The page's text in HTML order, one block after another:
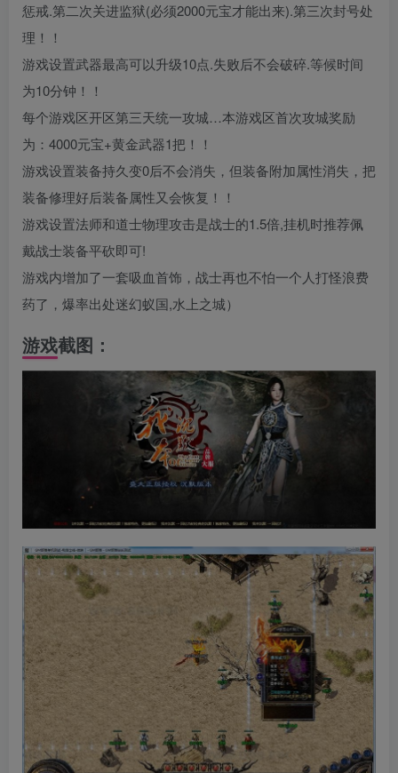
惩戒.第二次关进监狱(必须2000元宝才能出来).第三次封号处
理！！
游戏设置武器最高可以升级10点.失败后不会破碎.等候时间
为10分钟！！
每个游戏区开区第三天统一攻城…本游戏区首次攻城奖励
为：4000元宝+黄金武器1把！！
游戏设置装备持久变0后不会消失，但装备附加属性消失，把
装备修理好后装备属性又会恢复！！
游戏设置法师和道士物理攻击是战士的1.5倍,挂机时推荐佩
戴战士装备平砍即可!
游戏内增加了一套吸血首饰，战士再也不怕一个人打怪浪费
药了，爆率出处迷幻蚁国,水上之城）
游戏截图：